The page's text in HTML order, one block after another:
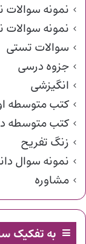
نمونه سوالات
نمونه سوالات
سوالات تستی
جزوه درسی
انگیزشی
کتب متوسطه
کتب متوسطه
زنگ تفریح
نمونه سوال
مشاوره
به تفکیک